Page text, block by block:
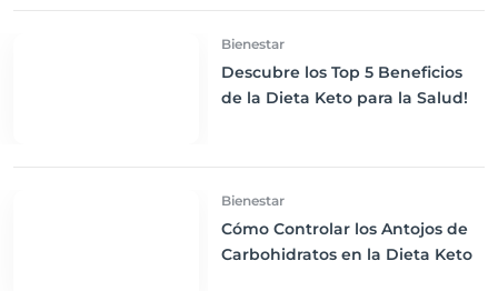
Bienestar
Descubre los Top 5 Beneficios
de la Dieta Keto para la Salud!
Bienestar
Cómo Controlar los Antojos de
Carbohidratos en la Dieta Keto